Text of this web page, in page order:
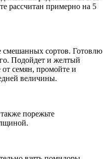
рассчитан примерно на 5
смешанных сортов. Готовлю
Подойдет и желтый
семян, промойте и
величины.
порежьте